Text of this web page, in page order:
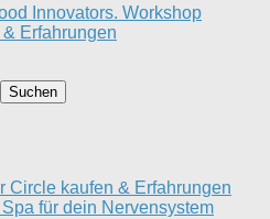
Innovators. Workshop
Erfahrungen
Suchen
Circle kaufen & Erfahrungen
für dein Nervensystem